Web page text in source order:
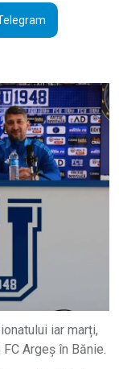
iar marți,
Argeș în Bănie.